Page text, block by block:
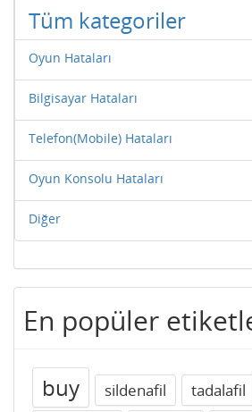
Tüm kategoriler
Oyun Hataları
Bilgisayar Hataları
Telefon(Mobile) Hataları
Oyun Konsolu Hataları
Diğer
En popüler
buy sildenafil tadalafil